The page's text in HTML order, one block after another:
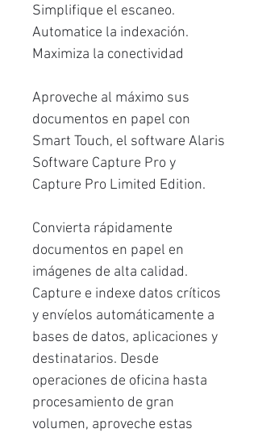
Simplifique el escaneo.
Automatice la indexación.
Maximiza la conectividad
Aproveche al máximo sus
documentos en papel con
Smart Touch, el software Alaris
Software Capture Pro y
Capture Pro Limited Edition.
Convierta rápidamente
documentos en papel en
imágenes de alta calidad.
Capture e indexe datos críticos
y envíelos automáticamente a
bases de datos, aplicaciones y
destinatarios. Desde
operaciones de oficina hasta
procesamiento de gran
volumen, aproveche estas